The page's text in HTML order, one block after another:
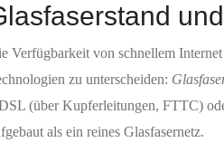
Verfügbarkeit von schnellem
zu unterscheiden:
(über Kupferleitungen, FTTC)
als ein reines Glasfasernetz.